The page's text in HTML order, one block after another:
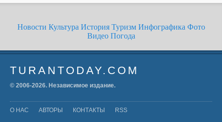
Новости Культура История Туризм Инфографика Фото
Видео Погода
TURANTODAY.COM
© 2006-2026. Независимое издание.
О НАС АВТОРЫ КОНТАКТЫ RSS